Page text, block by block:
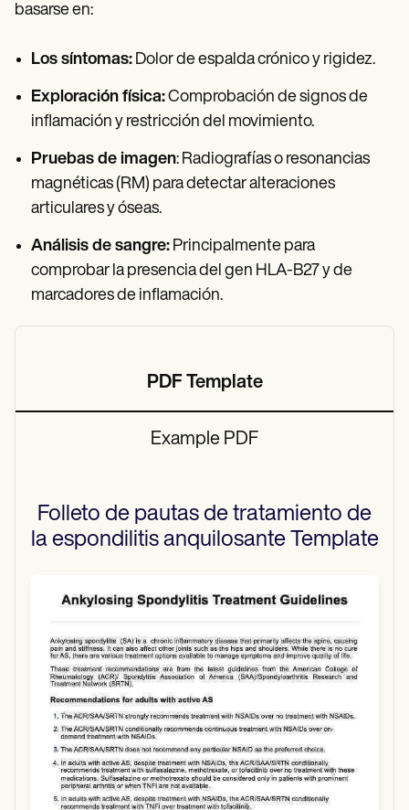
basarse en:
Los síntomas: Dolor de espalda crónico y rigidez.
Exploración física:Comprobación de signos de
inflamación y restricción del movimiento.
Pruebas de imagen: Radiografías o resonancias
magnéticas (RM) para detectar alteraciones
articulares y óseas.
Análisis de sangre: Principalmente para
comprobar la presencia del gen HLA-B27 y de
marcadores de inflamación.
PDF Template
Example PDF
Folleto de pautas de tratamiento de
la espondilitis anquilosanteTemplate
Use Template